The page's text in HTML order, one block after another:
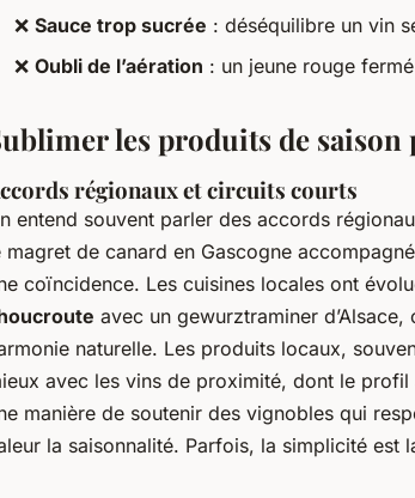
❌ Sauce trop sucrée : déséquilibre un vin
❌ Oubli de l’aération : un jeune rouge
les produits de saison
régionaux et circuits courts
entend souvent parler des accords
magret de canard en Gascogne
coïncidence. Les cuisines locales ont
avec un gewurztraminer d’Alsace,
naturelle. Les produits locaux,
avec les vins de proximité, dont le
manière de soutenir des vignobles qui
la saisonnalité. Parfois, la simplicité est